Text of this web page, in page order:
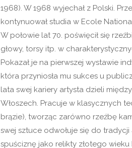
1968). W 1968 wyjechał z Polski.
kontynuował studia w Ecole
W połowie lat 70. poświęcił się
głowy, torsy itp. w
Pokazał je na pierwszej wystawie
która przyniosła mu sukces u
lata swej kariery artysta dzieli
Włoszech. Pracuje w klasycznych
brązie), tworząc zarówno rzeźbę
swej sztuce odwołuje się do
spuściznę jako relikty złotego